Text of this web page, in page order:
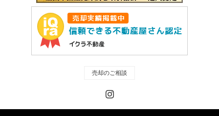
売却のご相談